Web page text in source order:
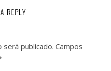
REPLY
será publicado. Campos